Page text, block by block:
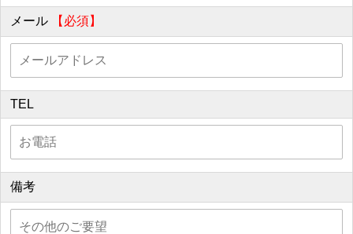
メール 【必須】
TEL
備考